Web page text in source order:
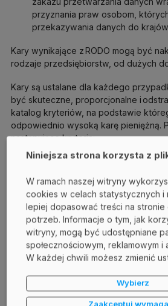
przyznania praw osobom,
przekazywania danych do
Kary wynikające z RODO mogą być
rodzaje przedsiębiorstw, od dużych do
Kary są ustalane dla każdego
być skuteczne, proporcjonalne i
katalog kryteriów, na podstawie
odpowiednio wysoką karę pieniężną.
następujące kryteria:
czy naruszenie było umyślne,
liczba osób poszkodowanych w
jakiego rodzaju działania podjęła
szkody,
zakres współpracy z władzami
Kary pieniężne związane z RODO w
Od czasu wprowadzenia RODO na
kary na łączną kwotę 3 567 509 euro.
Niniejsza strona korzysta z
W ramach naszej witryny
cookies w celach statystycznych i
lepiej dopasować treści na stronie
potrzeb. Informacje o tym, jak
witryny, mogą być udostępniane
społecznościowym, reklamowym i
W każdej chwili możesz zmienić
Wybierz